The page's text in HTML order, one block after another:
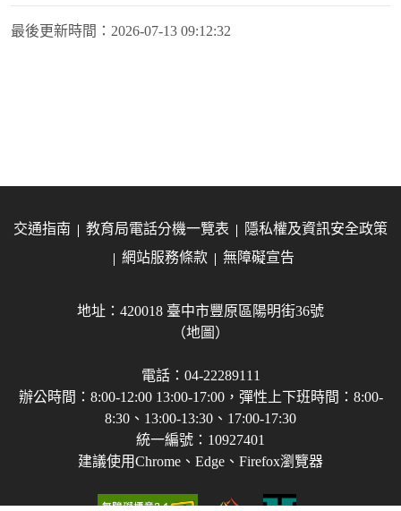
最後更新時間： 2026-07-13 09:12:32
交通指南 教育局電話分機一覽表
隱私權及資訊安全政策
網站服務條款
無障礙宣告
地址：420018 臺中市豐原區陽明街36號
（地圖）
電話：04-22289111
辦公時間：8:00-12:00 13:00-17:00，彈性上下班時間：8:00-
8:30、13:00-13:30、17:00-17:30
統一編號：10927401
建議使用Chrome、Edge、Firefox瀏覽器